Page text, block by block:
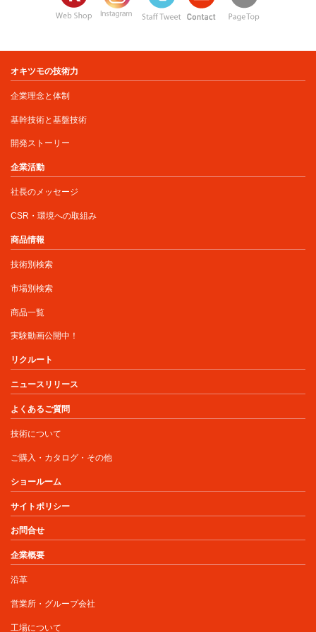
オキツモの技術力
企業理念と体制
基幹技術と基盤技術
開発ストーリー
企業活動
社長のメッセージ
CSR・環境への取組み
商品情報
技術別検索
市場別検索
商品一覧
実験動画公開中！
リクルート
ニュースリリース
よくあるご質問
技術について
ご購入・カタログ・その他
ショールーム
サイトポリシー
お問合せ
企業概要
沿革
営業所・グループ会社
工場について